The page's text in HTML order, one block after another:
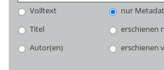
Volltext
nur
Titel
erschienen
Autor(en)
erschienen